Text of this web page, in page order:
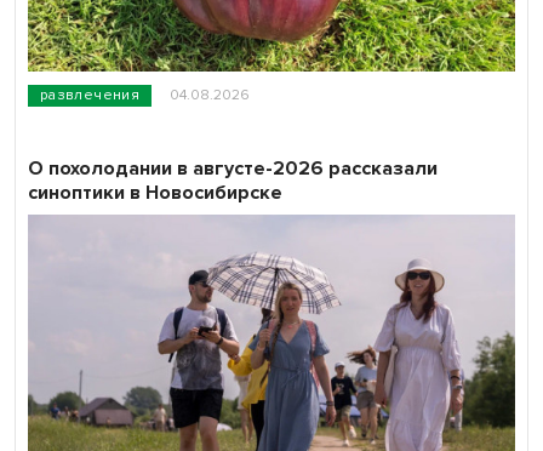
развлечения 04.08.2026
О похолодании в августе-2026 рассказали
синоптики в Новосибирске